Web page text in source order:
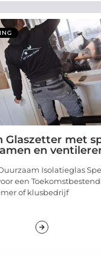
Glaszetter met
en
Isolatieglas
een
of klusbedrijf